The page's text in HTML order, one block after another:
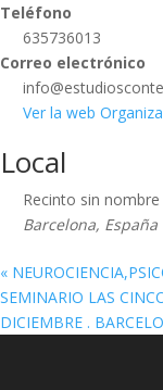
Teléfono
635736013
Correo electrónico
Ver la web
Local
Recinto sin nombre
Barcelona, España
«
SEMINARIO LAS
DICIEMBRE .